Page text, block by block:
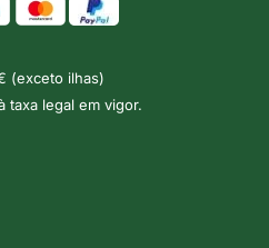
(exceto ilhas)
taxa legal em vigor.